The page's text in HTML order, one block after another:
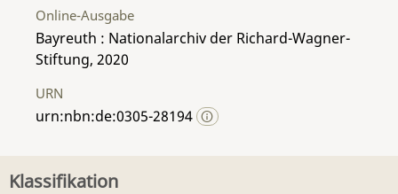
Online-Ausgabe
Bayreuth : Nationalarchiv der Richard-Wagner-
Stiftung, 2020
URN
urn:nbn:de:0305-28194
Klassifikation